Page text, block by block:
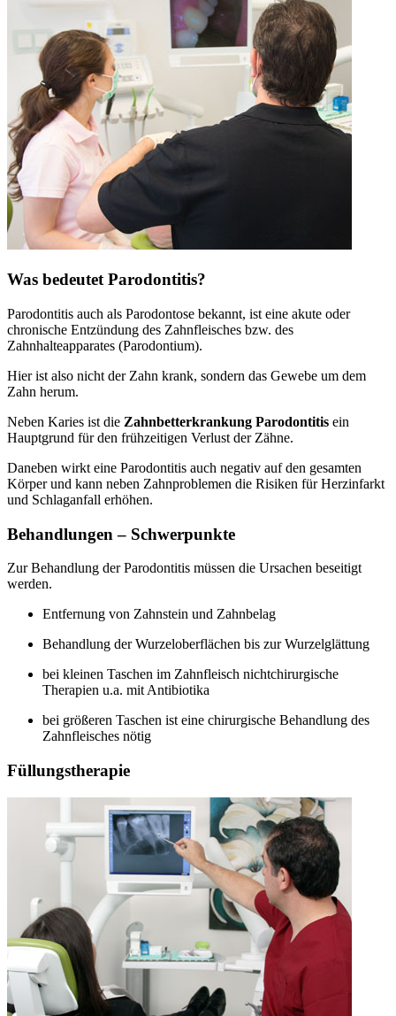
Was bedeutet Parodontitis?
Parodontitis auch als Parodontose bekannt, ist eine akute oder
chronische Entzündung des Zahnfleisches bzw. des
Zahnhalteapparates (Parodontium).
Hier ist also nicht der Zahn krank, sondern das Gewebe um dem
Zahn herum.
Neben Karies ist die Zahnbetterkrankung Parodontitis ein
Hauptgrund für den frühzeitigen Verlust der Zähne.
Daneben wirkt eine Parodontitis auch negativ auf den gesamten
Körper und kann neben Zahnproblemen die Risiken für Herzinfarkt
und Schlaganfall erhöhen.
Behandlungen – Schwerpunkte
Zur Behandlung der Parodontitis müssen die Ursachen beseitigt
werden.
Entfernung von Zahnstein und Zahnbelag
Behandlung der Wurzeloberflächen bis zur Wurzelglättung
bei kleinen Taschen im Zahnfleisch nichtchirurgische
Therapien u.a. mit Antibiotika
bei größeren Taschen ist eine chirurgische Behandlung des
Zahnfleisches nötig
Füllungstherapie